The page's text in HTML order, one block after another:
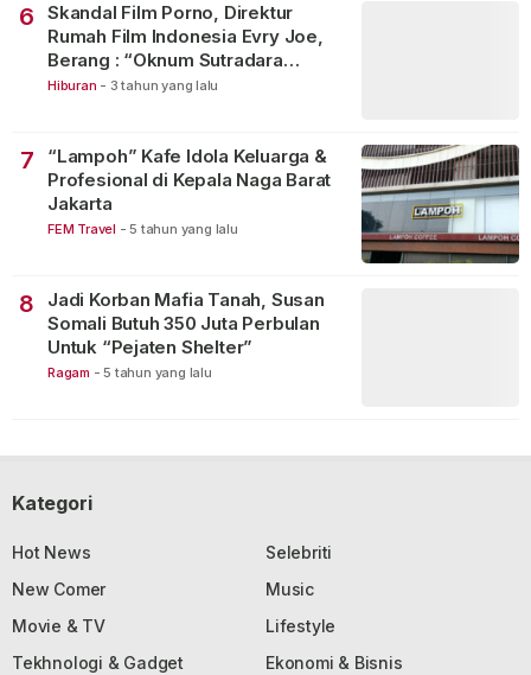
6
Skandal Film Porno, Direktur
Rumah Film Indonesia Evry Joe,
Berang : “Oknum Sutradara
Merusak Perfilman Indonesia”!
Hiburan - 3 tahun yang lalu
7
“Lampoh” Kafe Idola Keluarga &
Profesional di Kepala Naga Barat
Jakarta
FEM Travel - 5 tahun yang lalu
8
Jadi Korban Mafia Tanah, Susan
Somali Butuh 350 Juta Perbulan
Untuk “Pejaten Shelter”
Ragam - 5 tahun yang lalu
Kategori
Hot News
Selebriti
New Comer
Music
Movie & TV
Lifestyle
Tekhnologi & Gadget
Ekonomi & Bisnis